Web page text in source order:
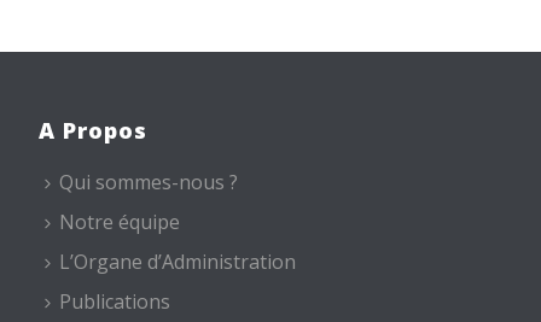
A Propos
Qui sommes-nous ?
Notre équipe
L’Organe d’Administration
Publications